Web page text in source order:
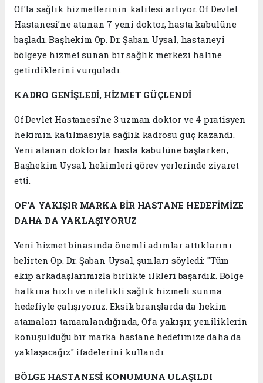
Of'ta sağlık hizmetlerinin kalitesi artıyor. Of Devlet
Hastanesi’ne atanan 7 yeni doktor, hasta kabulüne
başladı. Başhekim Op. Dr. Şaban Uysal, hastaneyi
bölgeye hizmet sunan bir sağlık merkezi haline
getirdiklerini vurguladı.
KADRO GENİŞLEDİ, HİZMET GÜÇLENDİ
Of Devlet Hastanesi’ne 3 uzman doktor ve 4 pratisyen
hekimin katılmasıyla sağlık kadrosu güç kazandı.
Yeni atanan doktorlar hasta kabulüne başlarken,
Başhekim Uysal, hekimleri görev yerlerinde ziyaret
etti.
OF'A YAKIŞIR MARKA BİR HASTANE HEDEFİMİZE
DAHA DA YAKLAŞIYORUZ
Yeni hizmet binasında önemli adımlar attıklarını
belirten Op. Dr. Şaban Uysal, şunları söyledi: "Tüm
ekip arkadaşlarımızla birlikte ilkleri başardık. Bölge
halkına hızlı ve nitelikli sağlık hizmeti sunma
hedefiyle çalışıyoruz. Eksik branşlarda da hekim
atamaları tamamlandığında, Of’a yakışır, yeniliklerin
konuşulduğu bir marka hastane hedefimize daha da
yaklaşacağız" ifadelerini kullandı.
BÖLGE HASTANESİ KONUMUNA ULAŞILDI